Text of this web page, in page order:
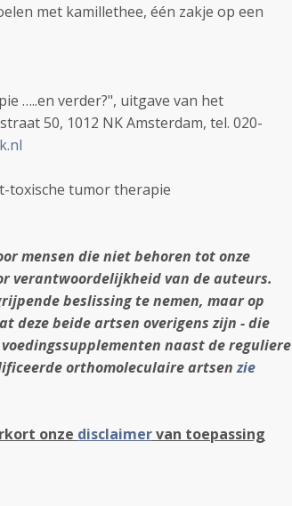
met kamillethee, één zakje op een
…..en verder?", uitgave van het
50, 1012 NK Amsterdam, tel. 020-
toxische tumor therapie
mensen die niet behoren tot onze
verantwoordelijkheid van de auteurs.
beslissing te nemen, maar op
deze beide artsen overigens zijn - die
naast de reguliere
orthomoleculaire artsenzie
onze disclaimervan toepassing